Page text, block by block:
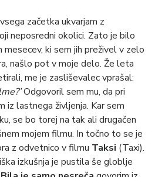
začetka ukvarjam z
neposredni okolici. Zato je bilo
mesecev, ki sem jih preživel v zelo
našlo pot v moje delo. Že leta
me je zasliševalec vprašal:
Odgovoril sem mu, da pri
iz lastnega življenja. Kar sem
se bo torej na tak ali drugačen
mojem filmu. In točno to se je
z odvetnico v filmu Taksi (Taxi).
izkušnja je pustila še globlje